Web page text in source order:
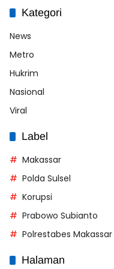
Kategori
News
Metro
Hukrim
Nasional
Viral
Label
Makassar
Polda Sulsel
Korupsi
Prabowo Subianto
Polrestabes Makassar
Halaman